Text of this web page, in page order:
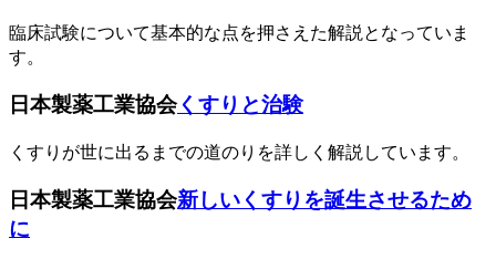
臨床試験について基本的な点を押さえた解説となっていま
す。
日本製薬工業協会くすりと治験
くすりが世に出るまでの道のりを詳しく解説しています。
日本製薬工業協会新しいくすりを誕生させるため
に